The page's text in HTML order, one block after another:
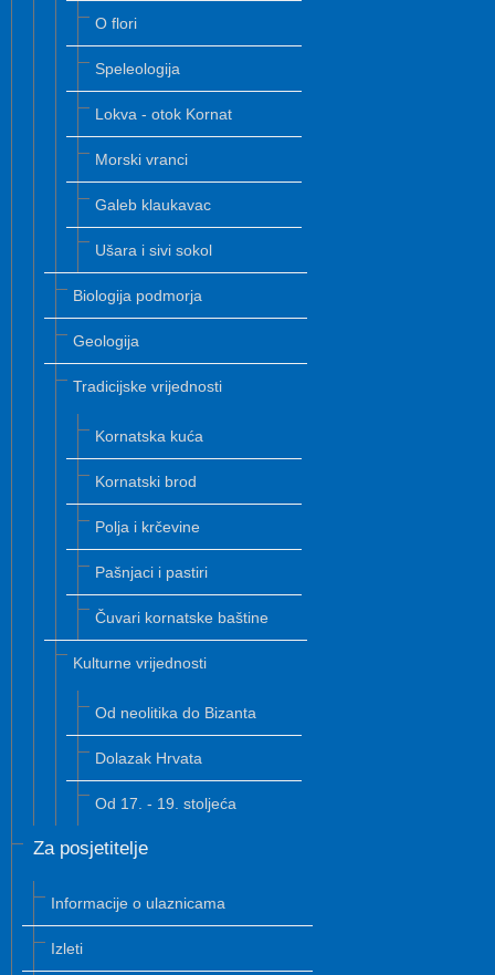
O flori
Speleologija
Lokva - otok Kornat
Morski vranci
Galeb klaukavac
Ušara i sivi sokol
Biologija podmorja
Geologija
Tradicijske vrijednosti
Kornatska kuća
Kornatski brod
Polja i krčevine
Pašnjaci i pastiri
Čuvari kornatske baštine
Kulturne vrijednosti
Od neolitika do Bizanta
Dolazak Hrvata
Od 17. - 19. stoljeća
Za posjetitelje
Informacije o ulaznicama
Izleti